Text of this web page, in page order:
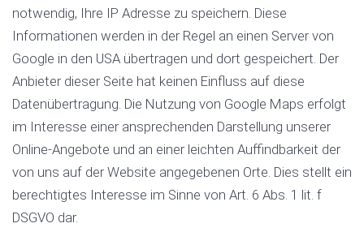
notwendig, Ihre IP Adresse zu speichern. Diese
Informationen werden in der Regel an einen Server von
Google in den USA übertragen und dort gespeichert. Der
Anbieter dieser Seite hat keinen Einfluss auf diese
Datenübertragung. Die Nutzung von Google Maps erfolgt
im Interesse einer ansprechenden Darstellung unserer
Online-Angebote und an einer leichten Auffindbarkeit der
von uns auf der Website angegebenen Orte. Dies stellt ein
berechtigtes Interesse im Sinne von Art. 6 Abs. 1 lit. f
DSGVO dar.